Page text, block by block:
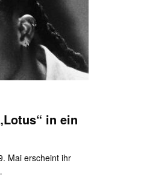
in ein
Mai erscheint ihr